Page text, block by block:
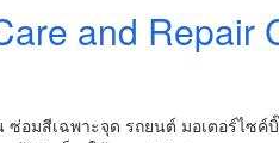
and Repair
ซ่อมสีเฉพาะจุด รถยนต์ มอเตอร์ไซค์